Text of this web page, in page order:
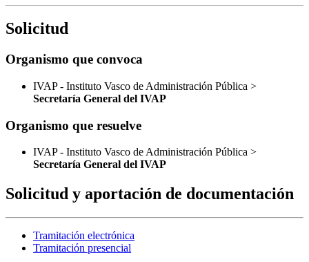
Solicitud
Organismo que convoca
IVAP - Instituto Vasco de Administración Pública >
Secretaría General del IVAP
Organismo que resuelve
IVAP - Instituto Vasco de Administración Pública >
Secretaría General del IVAP
Solicitud y aportación de documentación
Tramitación electrónica
Tramitación presencial